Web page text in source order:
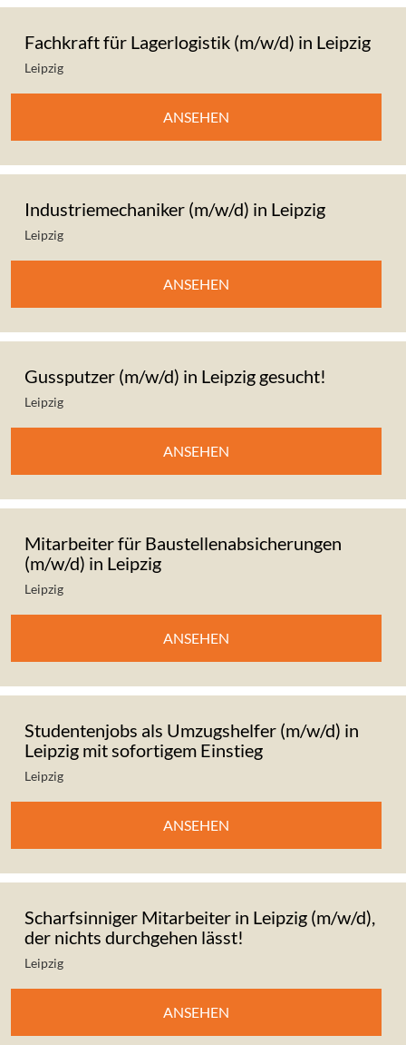
Fachkraft für Lagerlogistik (m/w/d) in Leipzig
Leipzig
ANSEHEN
Industriemechaniker (m/w/d) in Leipzig
Leipzig
ANSEHEN
Gussputzer (m/w/d) in Leipzig gesucht!
Leipzig
ANSEHEN
Mitarbeiter für Baustellenabsicherungen
(m/w/d) in Leipzig
Leipzig
ANSEHEN
Studentenjobs als Umzugshelfer (m/w/d) in
Leipzig mit sofortigem Einstieg
Leipzig
ANSEHEN
Scharfsinniger Mitarbeiter in Leipzig (m/w/d),
der nichts durchgehen lässt!
Leipzig
ANSEHEN